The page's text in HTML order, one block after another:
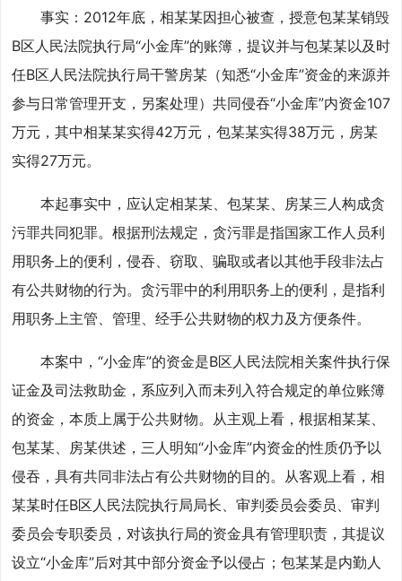
事实：2012年底，相某某因担心被查，授意包某某销毁
B区人民法院执行局“小金库”的账簿，提议并与包某某以及时
任B区人民法院执行局干警房某（知悉“小金库”资金的来源并
参与日常管理开支，另案处理）共同侵吞“小金库”内资金107
万元，其中相某某实得42万元，包某某实得38万元，房某
实得27万元。
本起事实中，应认定相某某、包某某、房某三人构成贪
污罪共同犯罪。根据刑法规定，贪污罪是指国家工作人员利
用职务上的便利，侵吞、窃取、骗取或者以其他手段非法占
有公共财物的行为。贪污罪中的利用职务上的便利，是指利
用职务上主管、管理、经手公共财物的权力及方便条件。
本案中，“小金库”的资金是B区人民法院相关案件执行保
证金及司法救助金，系应列入而未列入符合规定的单位账簿
的资金，本质上属于公共财物。从主观上看，根据相某某、
包某某、房某供述，三人明知“小金库”内资金的性质仍予以
侵吞，具有共同非法占有公共财物的目的。从客观上看，相
某某时任B区人民法院执行局局长、审判委员会委员、审判
委员会专职委员，对该执行局的资金具有管理职责，其提议
设立“小金库”后对其中部分资金予以侵占；包某某是内勤人